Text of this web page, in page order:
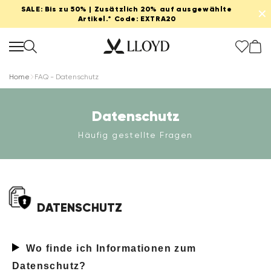
SALE: Bis zu 50% | Zusätzlich 20% auf ausgewählte
Artikel.* Code: EXTRA20
✕
Extra 20%
Schuhe
Home FAQ - Datenschutz
Datenschutz
Häufig gestellte Fragen
DATENSCHUTZ
Wo finde ich Informationen zum
Datenschutz?